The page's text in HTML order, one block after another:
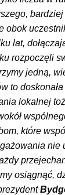
obok
lat,
rozpoczęli
jedną,
to
lokalnej
które
nie
osiągnąć,